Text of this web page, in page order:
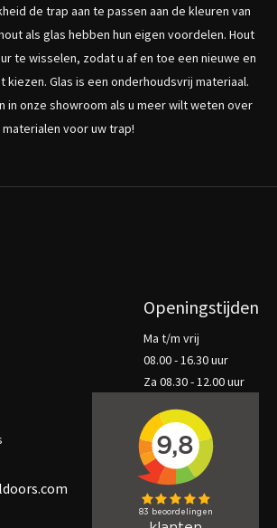
de trap aan te passen aan de kleuren van
als glas hebben hun eigen voordelen. Hout
te wisselen, zodat u af en toe een nieuwe en
kiezen. Glas is een onderhoudsvrij materiaal.
in onze showroom als u meer wilt weten over
voor uw trap!
Openingstijden
Ma t/m vrij
08.00 - 16.30 uur
Za 08.30 - 12.00 uur